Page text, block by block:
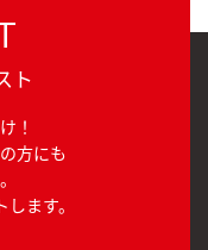
ト
！
方にも
ます。